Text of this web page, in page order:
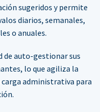
sugeridos y permite
diarios, semanales,
o anuales.
de auto-gestionar sus
lo que agiliza la
carga administrativa para